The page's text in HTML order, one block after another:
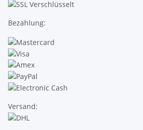
Bezahlung:
Versand: